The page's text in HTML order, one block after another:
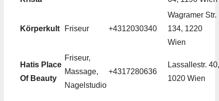
Körperkult Friseur +4312030340
Wagramer Str.
134, 1220
Wien
Hatis Place
Of Beauty
Friseur,
Massage,
Nagelstudio
+4317280636
Lassallestr. 40,
1020 Wien